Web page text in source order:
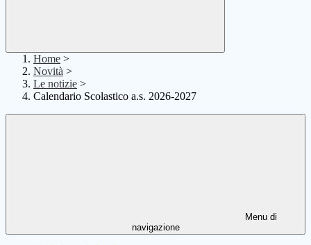
Home >
Novità >
Le notizie >
Calendario Scolastico a.s. 2026-2027
Menu di
navigazione